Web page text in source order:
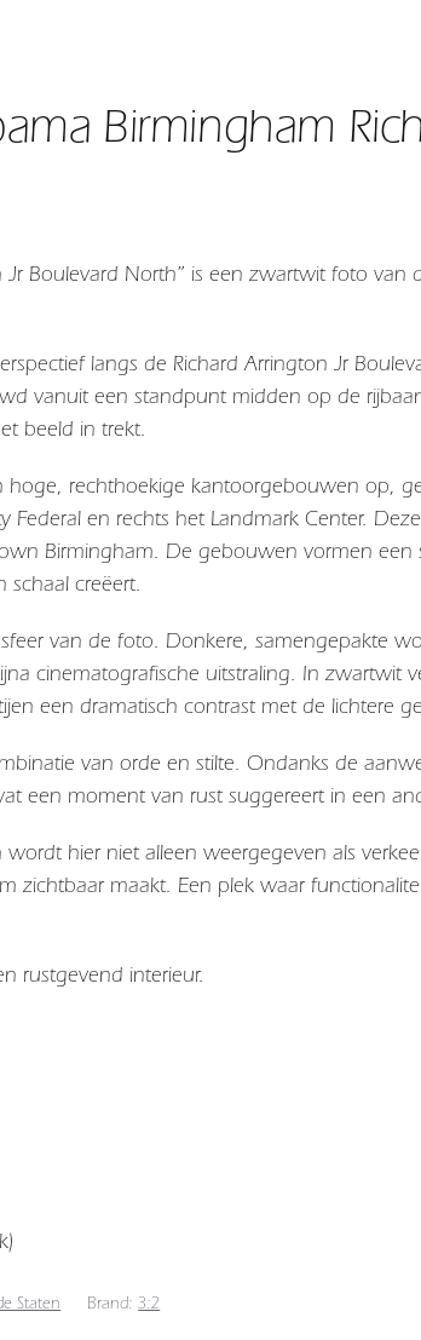
Birmingham
Boulevard North” is een zwartwit foto van
langs de Richard Arrington Jr
vanuit een standpunt midden op de
beeld in trekt.
hoge, rechthoekige kantoorgebouwen op,
Federal en rechts het Landmark Center.
Birmingham. De gebouwen vormen een
creëert.
van de foto. Donkere, samengepakte
cinematografische uitstraling. In zwartwit
een dramatisch contrast met de lichtere
van orde en stilte. Ondanks de
een moment van rust suggereert in een
wordt hier niet alleen weergegeven als
zichtbaar maakt. Een plek waar
rustgevend interieur.
Staten Brand: 3:2